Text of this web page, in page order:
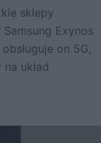
sklepy
Exynos
on 5G,
układ